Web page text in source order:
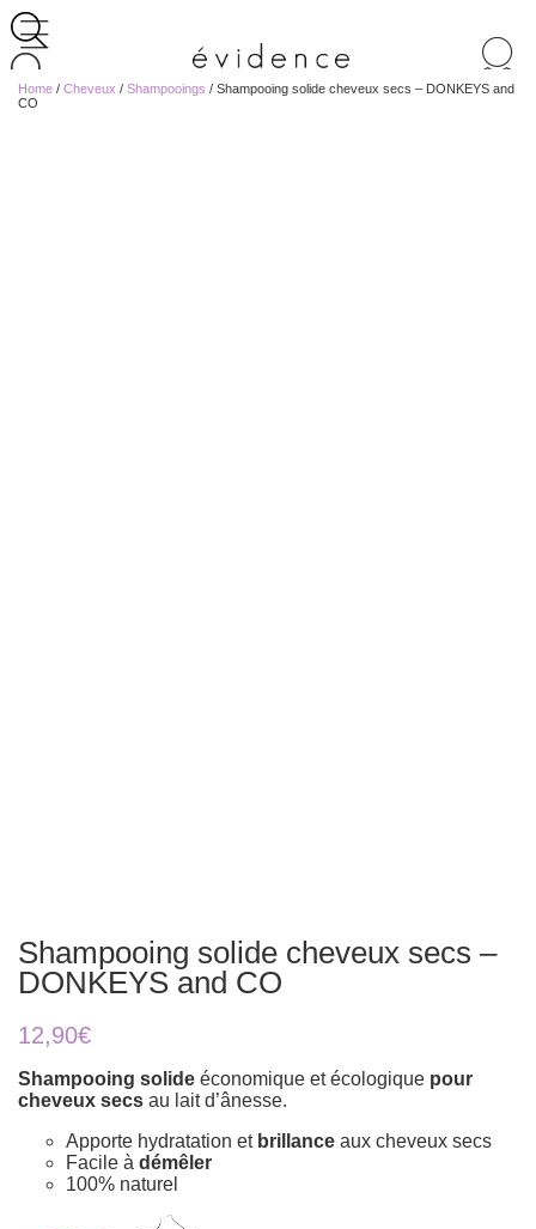
de
Home / Cheveux / Shampooings / Shampooing solide cheveux secs – DONKEYS and
CO
Shampooing solide cheveux secs –
DONKEYS and CO
12,90€
Shampooing solide économique et écologique pour
cheveux secs au lait d’ânesse.
Apporte hydratation et brillance aux cheveux secs
Facile à démêler
100% naturel